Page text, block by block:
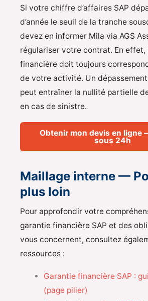
Si votre chiffre d’affaires SAP
d’année le seuil de la tranche
devez en informer Mila via AGS
régulariser votre contrat. En effet,
financière doit toujours
de votre activité. Un
peut entraîner la nullité partielle
en cas de sinistre.
Obtenir mon devis en ligne
sous 24h
Maillage interne —
plus loin
Pour approfondir votre
garantie financière SAP et des
vous concernent, consultez
ressources :
Garantie financière SAP :
(page pilier)